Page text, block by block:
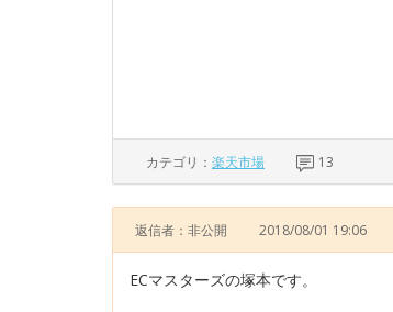
カテゴリ： 楽天市場 13
返信者：非公開 2018/08/01 19:06
ECマスターズの塚本です。